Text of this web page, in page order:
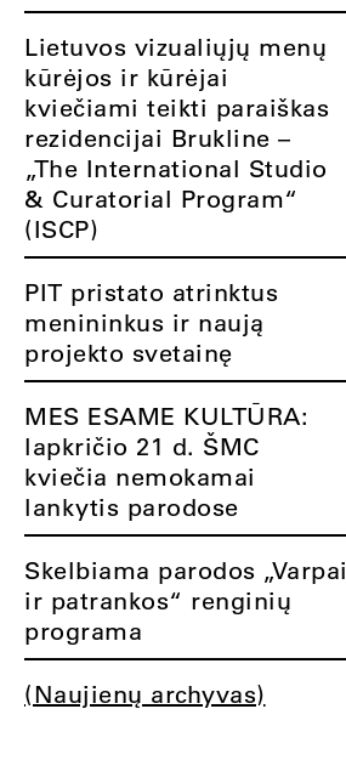
Lietuvos vizualiųjų menų
kūrėjos ir kūrėjai
kviečiami teikti paraiškas
rezidencijai Brukline –
„The International Studio
& Curatorial Program“
(ISCP)
PIT pristato atrinktus
menininkus ir naują
projekto svetainę
MES ESAME KULTŪRA:
lapkričio 21 d. ŠMC
kviečia nemokamai
lankytis parodose
Skelbiama parodos „Varpai
ir patrankos“ renginių
programa
(Naujienų archyvas)